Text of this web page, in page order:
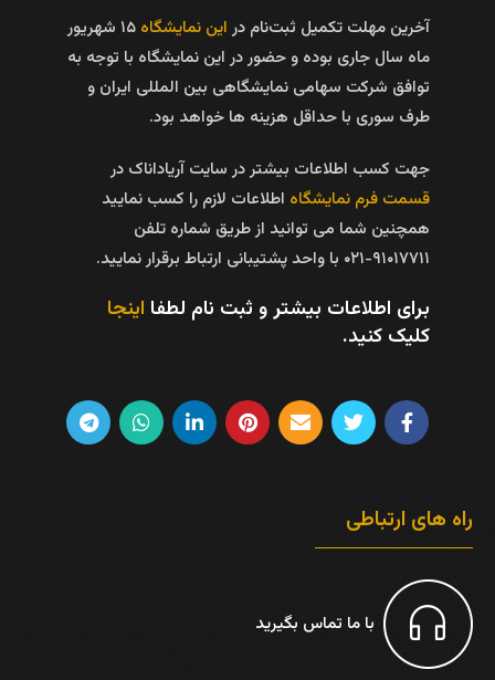
آخرین مهلت تکمیل ثبت‌نام دراین نمایشگاه
۱۵ شهریور
ماه سال جاری بوده و حضور در این نمایشگاه با توجه به
توافق شرکت سهامی نمایشگاهی بین المللی ایران و
طرف سوری با حداقل هزینه ها خواهد بود.
جهت کسب اطلاعات بیشتر در سایت آریاداناک در
قسمت فرم نمایشگاه اطلاعات لازم را کسب نمایید
همچنین شما می توانید از طریق شماره تلفن
۹۱۰۱۷۷۱۱-۰۲۱ با واحد پشتیبانی ارتباط برقرار نمایید.
برای اطلاعات بیشتر و ثبت نام لطفا اینجا
کلیک کنید.
راه های ارتباطی
با ما تماس بگیرید